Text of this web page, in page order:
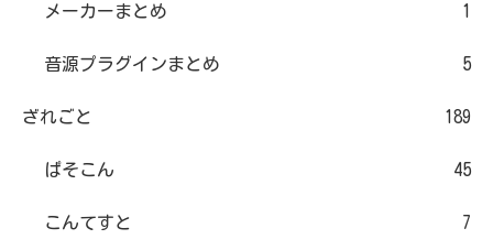
メーカーまとめ 1
音源プラグインまとめ 5
ざれごと 189
ぱそこん 45
こんてすと 7